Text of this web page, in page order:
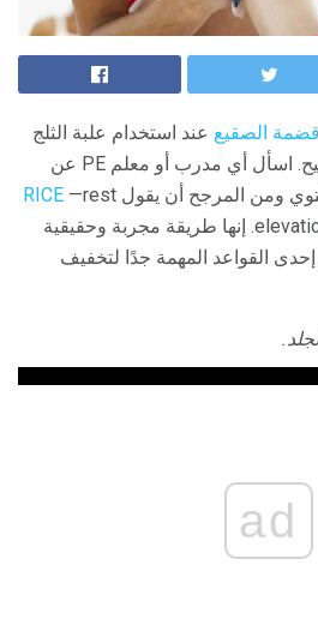
قضمة الصقيع عند استخدام علبة الثلج
إذا لم تقم بذلك بشكل صحيح. اسأل أي مدرب أو معلم PE عن
ومن المرجح أن يقول
RICE —rest
و ice و compression و elevation. إنها طريقة مجربة وحقيقية
إحدى القواعد المهمة جدًا لتخفيف
ad